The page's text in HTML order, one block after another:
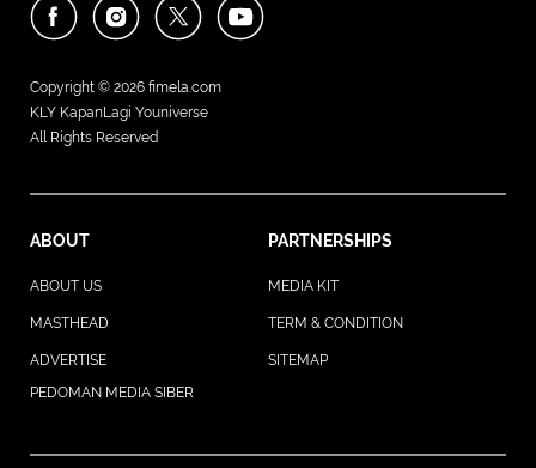
Copyright © 2026 fimela.com
KLY KapanLagi Youniverse
All Rights Reserved
ABOUT PARTNERSHIPS
ABOUT US MEDIA KIT
MASTHEAD TERM & CONDITION
ADVERTISE
SITEMAP
PEDOMAN MEDIA SIBER